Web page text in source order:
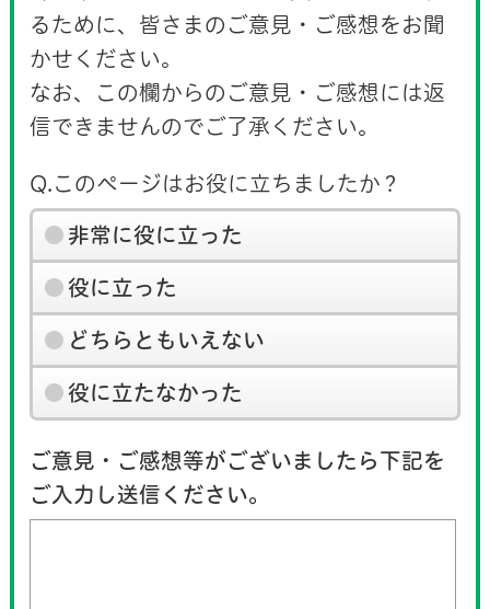
るために、皆さまのご意見・ご感想をお聞
かせください。
なお、この欄からのご意見・ご感想には返
信できませんのでご了承ください。
Q.このページはお役に立ちましたか？
非常に役に立った
役に立った
どちらともいえない
役に立たなかった
ご意見・ご感想等がございましたら下記を
ご入力し送信ください。